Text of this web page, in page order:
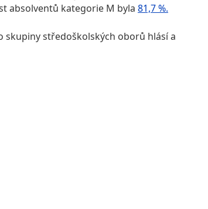
absolventů kategorie M byla 81,7 %.
skupiny středoškolských oborů hlásí a